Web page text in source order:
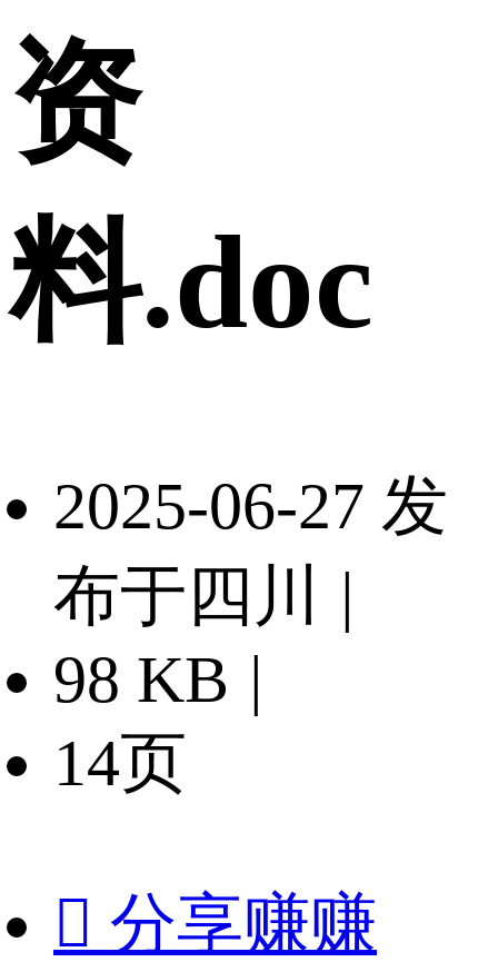
资
料.doc
2025-06-27 发
布于四川
|
98 KB |
14页
 分享赚赚